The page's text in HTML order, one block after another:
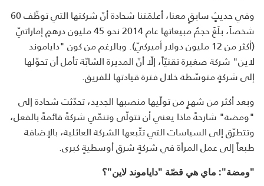
وفي حديثٍ سابقٍ معنا، أعلمَتنا شحادة أنّ شركتها التي توظّف 60
شخصاً، بلَغَ حجمُ مبيعاتها عام 2014 نحو 45 مليون درهمٍ إماراتيّ
(أكثر من 12 مليون دولار أميركيّ). وبالرغم من كون "داياموند
لاين" شركة صغيرة تقنيّاً، إلّا أنّ المديرة الشابّة تأمل أن تحوّلها
إلى شركةٍ متوسّطة خلال فترة قيادتها للفريق.
وبعد أكثر من شهرٍ من تولّيها منصبها الجديد، تحدّثت شحادة إلى
"ومضة" شارحةً ماذا يعني أن تتولّى وتنمّي شركةً قائمةً بالفعل،
وتتطرّق إلى السياسات التي تتّبعها الشركة العائلية، بالإضافة
طبعاً إلى عمل المرأة في شركةٍ شرق أوسطيةٍ كبرى.
"ومضة": ماي هي قصّة "داياموند لاين"؟